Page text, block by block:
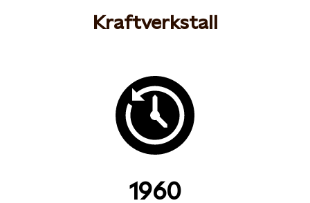
Kraftverkstall
1960